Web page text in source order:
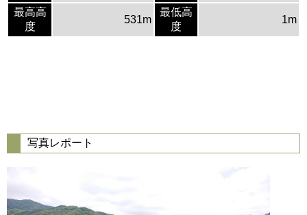
最高高
度
531m
最低高
度
1m
写真レポート